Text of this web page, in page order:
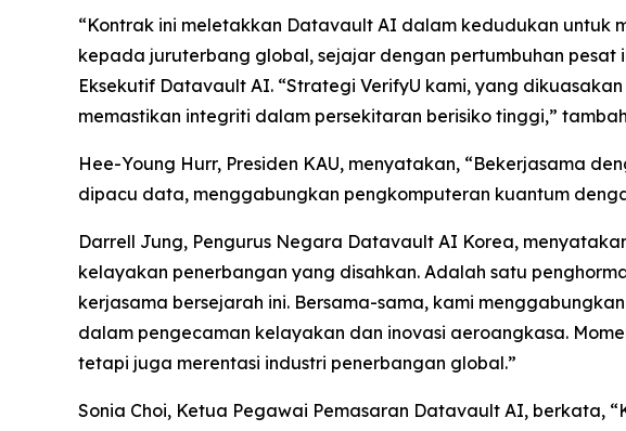
“Kontrak ini meletakkan Datavault AI dalam kedudukan untuk
kepada juruterbang global, sejajar dengan pertumbuhan
Eksekutif Datavault AI. “Strategi VerifyU kami, yang
memastikan integriti dalam persekitaran berisiko tinggi,”
Hee-Young Hurr, Presiden KAU, menyatakan, “Bekerjasama
dipacu data, menggabungkan pengkomputeran kuantum
Darrell Jung, Pengurus Negara Datavault AI Korea,
kelayakan penerbangan yang disahkan. Adalah satu
kerjasama bersejarah ini. Bersama-sama, kami
dalam pengecaman kelayakan dan inovasi aeroangkasa.
tetapi juga merentasi industri penerbangan global.”
Sonia Choi, Ketua Pegawai Pemasaran Datavault AI, berkata,